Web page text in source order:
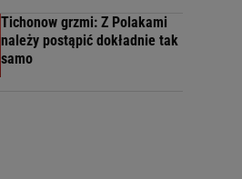
Tichonow grzmi: Z Polakami
należy postąpić dokładnie tak
samo